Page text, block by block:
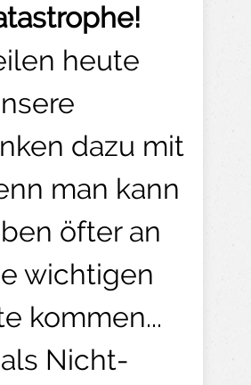
heute
dazu mit
man kann
öfter an
wichtigen
kommen...
Nicht-